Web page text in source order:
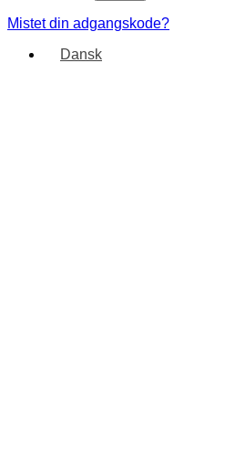
Mistet din adgangskode?
Dansk